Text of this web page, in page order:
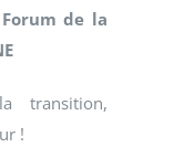
Forum de la
transition,
!